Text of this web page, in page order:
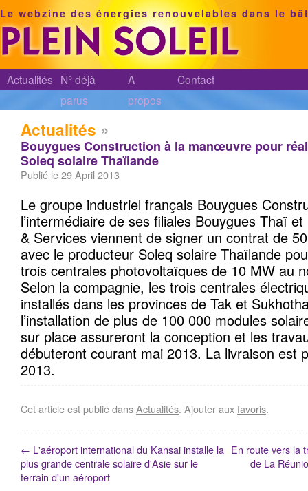
Le webzine des énergies renouvelables dans le
Actualités N° déjà
parus
A
propos
Contact
Actualités »
Bouygues Construction à la manœuvre pour
Soleq solaire Thaïlande
Publié le 29 April 2013
Le groupe industriel français Bouygues
l’intermédiaire de ses filiales Bouygues Thaï
& Services viennent de signer un contrat de
avec le producteur Soleq solaire Thaïlande
trois centrales photovoltaïques de 10 MW au
Selon la compagnie, les trois centrales
installés dans les provinces de Tak et
l’installation de plus de 100 000 modules
sur place assureront la conception et les
débuteront courant mai 2013. La livraison est
2013.
Cet article est publié dansActualités. Ajouter auxfavoris.
← L'aéroport international du Kansai installe la
plus grande centrale solaire d'Asie sur le
terrain d'un aéroport
En route vers la
de La